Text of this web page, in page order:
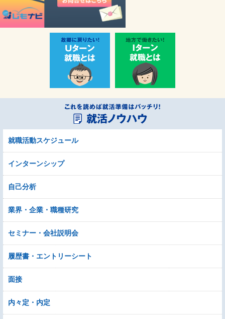
就職活動スケジュール
インターンシップ
自己分析
業界・企業・職種研究
セミナー・会社説明会
履歴書・エントリーシート
面接
内々定・内定